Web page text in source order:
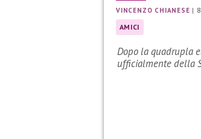
VINCENZO CHIANESE |
AMICI
Dopo la quadrupla
ufficialmente della